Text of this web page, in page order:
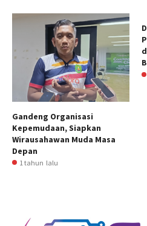
Gandeng Organisasi
Kepemudaan, Siapkan
Wirausahawan Muda Masa
Depan
1 tahun lalu